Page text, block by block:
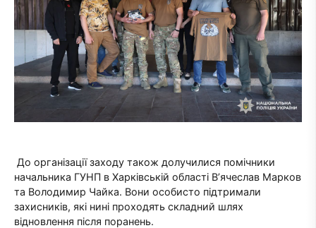
До організації заходу також долучилися помічники
начальника ГУНП в Харківській області В’ячеслав Марков
та Володимир Чайка. Вони особисто підтримали
захисників, які нині проходять складний шлях
відновлення після поранень.